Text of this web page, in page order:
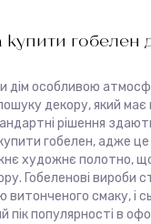
купити гобелен
дім особливою
декору, який має
рішення
гобелен, адже
художнє полотно,
Гобеленові вироби
смаку, і
популярності в